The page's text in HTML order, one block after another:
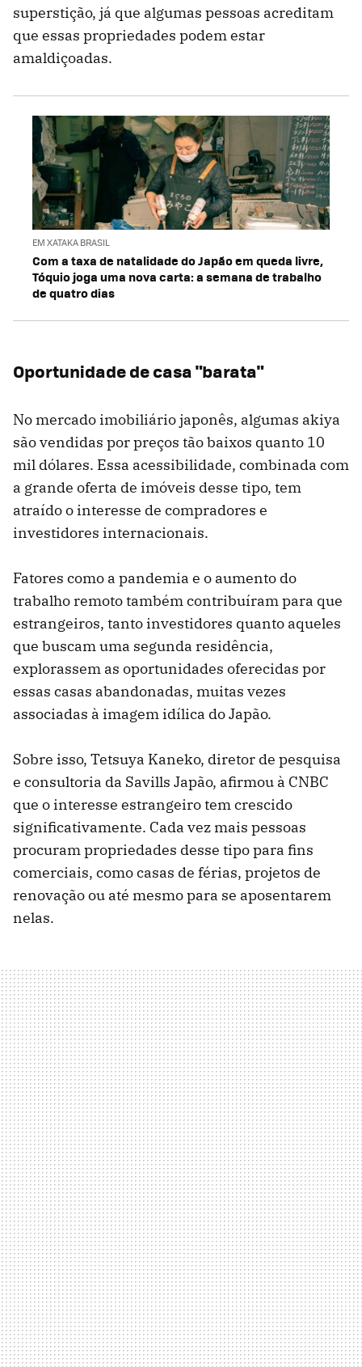
superstição, já que algumas pessoas acreditam
que essas propriedades podem estar
amaldiçoadas.
EM XATAKA BRASIL
Com a taxa de natalidade do Japão em queda livre,
Tóquio joga uma nova carta: a semana de trabalho
de quatro dias
Oportunidade de casa "barata"
No mercado imobiliário japonês, algumas akiya
são vendidas por preços tão baixos quanto 10
mil dólares. Essa acessibilidade, combinada com
a grande oferta de imóveis desse tipo, tem
atraído o interesse de compradores e
investidores internacionais.
Fatores como a pandemia e o aumento do
trabalho remoto também contribuíram para que
estrangeiros, tanto investidores quanto aqueles
que buscam uma segunda residência,
explorassem as oportunidades oferecidas por
essas casas abandonadas, muitas vezes
associadas à imagem idílica do Japão.
Sobre isso, Tetsuya Kaneko, diretor de pesquisa
e consultoria da Savills Japão, afirmou à CNBC
que o interesse estrangeiro tem crescido
significativamente. Cada vez mais pessoas
procuram propriedades desse tipo para fins
comerciais, como casas de férias, projetos de
renovação ou até mesmo para se aposentarem
nelas.